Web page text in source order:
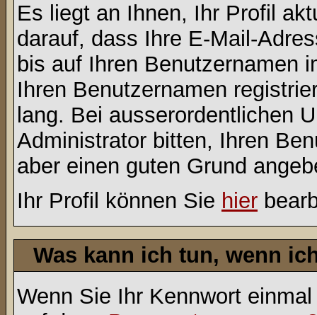
Es liegt an Ihnen, Ihr Profil
darauf, dass Ihre E-Mail-
bis auf Ihren Benutzernamen
Ihren Benutzernamen
lang. Bei ausserordentlichen
Administrator bitten, Ihren
aber einen guten Grund
Ihr Profil können Sie hier
Was kann ich tun, wenn
Wenn Sie Ihr Kennwort